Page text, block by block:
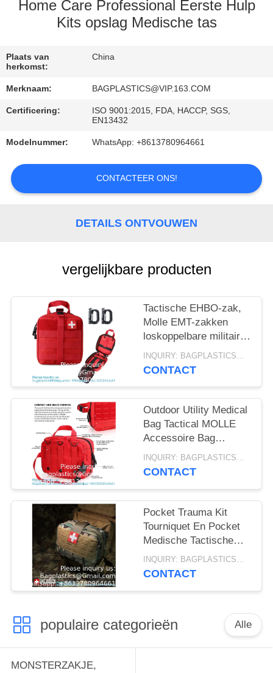
CITAAT
PRIVACYBELEID
Home Care Professional Eerste Hulp
Kits opslag Medische tas
Plaats van
herkomst:
China
Merknaam: BAGPLASTICS@VIP.163.COM
Certificering:
ISO 9001:2015, FDA, HACCP, SGS,
EN13432
Modelnummer: WhatsApp: +8613780964661
CONTACTEER ONS!
DETAILS ONTVOUWEN
vergelijkbare producten
Tactische EHBO-zak,
Molle EMT-zakken
loskoppelbare militaire
IFAK-medische zak
Outdoor Emergency
INQUIRY: BAGPLASTICS@GMAIL.COM MOQ:WhatsApp: +8613780964661
CONTACT
Outdoor Utility Medical
Bag Tactical MOLLE
Accessoire Bag
Medical Bag Tactical
First Aid Bag EMT Rip-
INQUIRY: BAGPLASTICS@GMAIL.COM MOQ:WhatsApp: +8613780964661
CONTACT
Pocket Trauma Kit
Tourniquet En Pocket
Medische Tactische
Pocket Nood EMT
Eerste Hulp Kit Met
INQUIRY: BAGPLASTICS@GMAIL.COM MOQ:WhatsApp: +8613780964661
CONTACT
populaire categorieën Alle
MONSTERZAKJE,